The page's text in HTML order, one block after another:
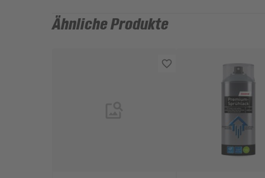
Ähnliche Produkte